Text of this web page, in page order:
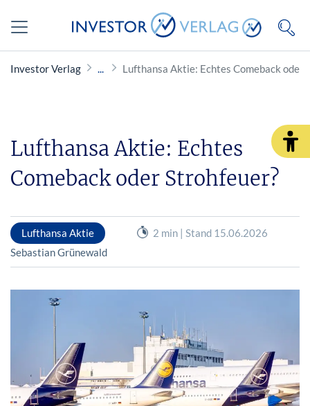
Investor Verlag Lufthansa Aktie: Echtes Comeback oder
Lufthansa Aktie: Echtes
Comeback oder Strohfeuer?
Lufthansa Aktie
2 min | Stand 15.06.2026
Sebastian Grünewald